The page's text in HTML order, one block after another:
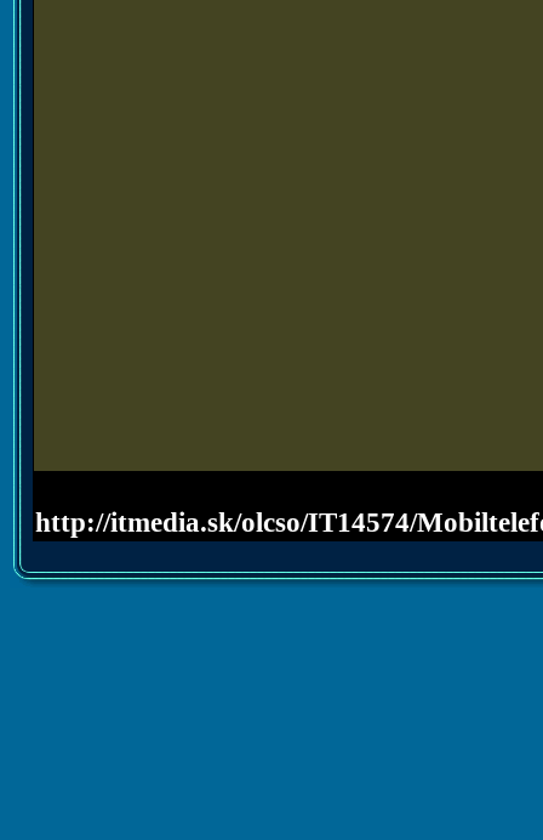
http://itmedia.sk/olcso/IT14574/